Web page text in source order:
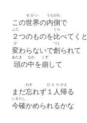
この世界
せかい
の内側
うちがわ
で
２
ふた
つのものを比
くら
べてくと
変
か
わらないで創
つく
られて
頭
あたま
の中
なか
を崩
くず
して
まだ忘
わす
れず１人
ひとり
帰
かえ
る
今
いま
確
たし
かめられるかな